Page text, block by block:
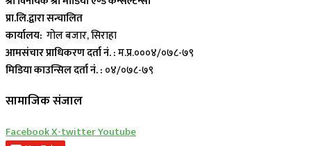
प्रा.लि.द्वारा सन्चालित
कार्यालय: गोल बजार, सिराहा
आमसंचार प्राधिकरण दर्ता नं. :म.प्र.०००४/०७८-७९
मिडिया काउन्सिल दर्ता नं. : ०४/०७८-७९
सामाजिक संजाल
FacebookX-twitterYoutube